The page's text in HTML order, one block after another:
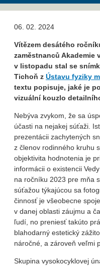
06. 02. 2024
Vítězem desátého
zaměstnanců Akademie
v listopadu stal se
Tichoň z Ústavu fyziky
textu popisuje, jaké je
vizuální kouzlo
Nebýva zvykom, že sa
účasti na nejakej súťaži.
prezentácii zachytených
z členov rodinného kruhu
objektivita hodnotenia je
informácii o existencii
na ročníku 2023 pre mňa
súťažou týkajúcou sa
činnosť je všeobecne
v danej oblasti záujmu a
ľudí, no preniesť takúto
blahodarný estetický
náročné, a zároveň veľmi
Skupina vysokocyklovej